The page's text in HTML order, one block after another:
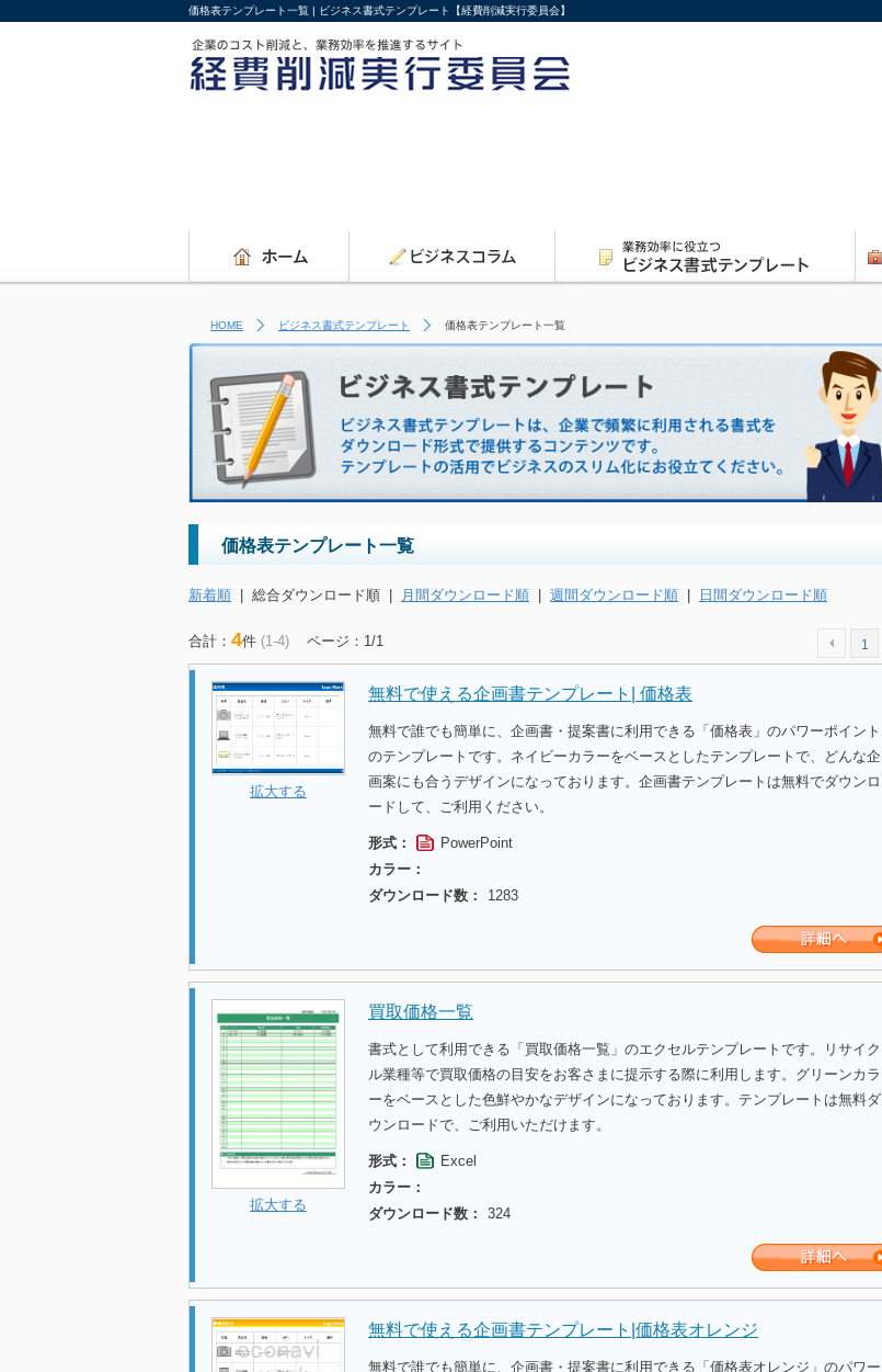
価格表テンプレート一覧 | ビジネス書式テンプレート【経費削減実行委員会】
HOME ビジネス書式テンプレート 価格表テンプレート一覧
価格表テンプレート一覧
新着順 | 総合ダウンロード順 | 月間ダウンロード順 | 週間ダウンロード順 | 日間ダウンロード順
合計： 4件 (1-4) ページ：1/1 1
拡大する
無料で使える企画書テンプレート| 価格表
無料で誰でも簡単に、企画書・提案書に利用できる「価格表」のパワーポイント
のテンプレートです。ネイビーカラーをベースとしたテンプレートで、どんな企
画案にも合うデザインになっております。企画書テンプレートは無料でダウンロ
ードして、ご利用ください。
形式：
PowerPoint
カラー：
ダウンロード数：
1283
拡大する
買取価格一覧
書式として利用できる「買取価格一覧」のエクセルテンプレートです。リサイク
ル業種等で買取価格の目安をお客さまに提示する際に利用します。グリーンカラ
ーをベースとした色鮮やかなデザインになっております。テンプレートは無料ダ
ウンロードで、ご利用いただけます。
形式：
Excel
カラー：
ダウンロード数：
324
無料で使える企画書テンプレート|価格表オレンジ
無料で誰でも簡単に、企画書・提案書に利用できる「価格表オレンジ」のパワー